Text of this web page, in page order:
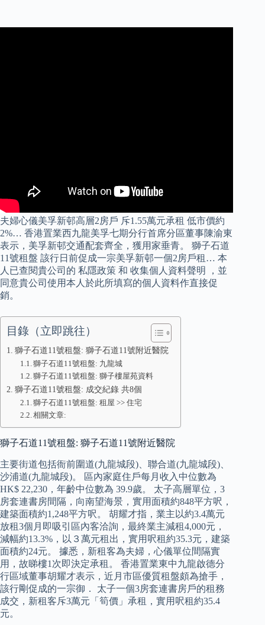
夫婦心儀美孚新邨高層2房戶 斥1.55萬元承租 低市價約
2%… 香港置業西九龍美孚七期分行首席分區董事陳渝東
表示，美孚新邨交通配套齊全，獲用家垂青。 獅子石道
11號租盤 該行日前促成一宗美孚新邨一個2房戶租… 本
人已查閱貴公司的 私隱政策 和 收集個人資料聲明 ，並
同意貴公司使用本人於此所填寫的個人資料作直接促
銷。
目錄（立即跳往）
獅子石道11號租盤: 獅子石道11號附近醫院
獅子石道11號租盤: 九龍城
獅子石道11號租盤: 獅子樓屋苑資料
獅子石道11號租盤: 成交紀錄 共8個
獅子石道11號租盤: 租屋 >> 住宅
相關文章:
獅子石道11號租盤: 獅子石道11號附近醫院
主要街道包括衙前圍道(九龍城段)、聯合道(九龍城段)、
沙浦道(九龍城段)。 區內家庭住戶每月收入中位數為
HK$ 22,230，年齡中位數為 39.9歲。 太子高層單位，3
房套連書房間隔，向南望海景，實用面積約848平方呎，
建築面積約1,248平方呎。 胡耀才指，業主以約3.4萬元
放租3個月即吸引區內客洽詢，最終業主減租4,000元，
減幅約13.3%，以３萬元租出，實用呎租約35.3元，建築
面積約24元。 據悉，新租客為夫婦，心儀單位間隔實
用，故睇樓1次即決定承租。 香港置業東中九龍啟德分
行區域董事胡耀才表示，近月市區優質租盤頗為搶手，
該行剛促成的一宗御． 太子一個3房套連書房戶的租務
成交，新租客斥3萬元「筍價」承租，實用呎租約35.4
元。